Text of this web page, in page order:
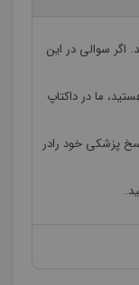
اگر سوالی در این
ما در داکتاپ
پزشکی خود رادر